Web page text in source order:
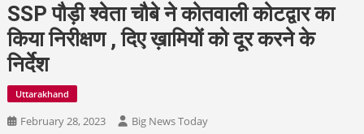
SSP पौड़ी श्वेता चौबे ने कोतवाली कोटद्वार का
किया निरीक्षण , दिए ख़ामियों को दूर करने के
निर्देश
Uttarakhand
February 28, 2023 Big News Today